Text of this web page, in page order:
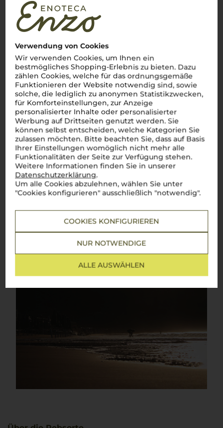
Verwendung von Cookies
Wir verwenden Cookies, um Ihnen ein
bestmögliches Shopping-Erlebnis zu bieten. Dazu
zählen Cookies, welche für das ordnungsgemäße
Funktionieren der Website notwendig sind, sowie
solche, die lediglich zu anonymen Statistikzwecken,
für Komforteinstellungen, zur Anzeige
personalisierter Inhalte oder personalisierter
Werbung auf Drittseiten genutzt werden. Sie
können selbst entscheiden, welche Kategorien Sie
zulassen möchten. Bitte beachten Sie, dass auf Basis
Ihrer Einstellungen womöglich nicht mehr alle
Funktionalitäten der Seite zur Verfügung stehen.
Weitere Informationen finden Sie in unserer
Datenschutzerklärung.
Um alle Cookies abzulehnen, wählen Sie unter
"Cookies konfigurieren" ausschließlich "notwendig".
COOKIES KONFIGURIEREN
NUR NOTWENDIGE
ALLE AUSWÄHLEN
Sizilien , die sonnenverwöhnte Insel im Mittelmeer,
beeindruckt mit einer Weintradition, die bis in die Antike
zurückreicht. Hier, auf vulkanischen Böden und unter einem
d'Avolaund der lebendigeGrillo
Rebfläche zeigt sich eine beeindruckende Vielfalt, die den
wahren Geist Italiens einfängt: authentisch, vielfältig und
voller Energie. Von den Hängen des Ätna bis zu den
Küstenebenen entstehen Weine, die das Herz eines jeden
Weinliebhabers höher schlagen lassen. Große Namen wie
Donnafugata, Planetaund Tasca d'Almeritastehen für die
herausragende Qualitätsizilianischer Weine
Insel ist wie ein kurzer Ausflug nach Italien – voller
Geschmack, Leidenschaft und Lebensfreude. Salute!
Mehr Weine aus Sizilien